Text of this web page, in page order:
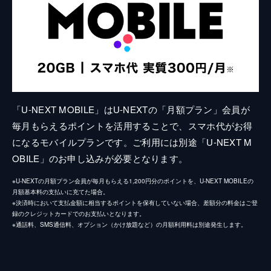
「U-NEXT MOBILE」はU-NEXTの「月額プラン」会員が
毎月もらえるポイントを活用することで、スマホ代がお得
になるモバイルプランです。ご利用には別途「U-NEXT M
OBILE」のお申し込みが必要となります。
※U-NEXTの月額プラン会員が毎月もらえる1,200円分のポイントを、U-NEXT MOBILEの
月額基本料の支払いに充てた場合。
※決済時において支払金額に相当するポイントを保有していない場合、差額分の料金はご登
録のクレジットカードでのお支払いとなります。
※通話料、SMS通信料、オプション（かけ放題など）の月額利用料は別途発生します。